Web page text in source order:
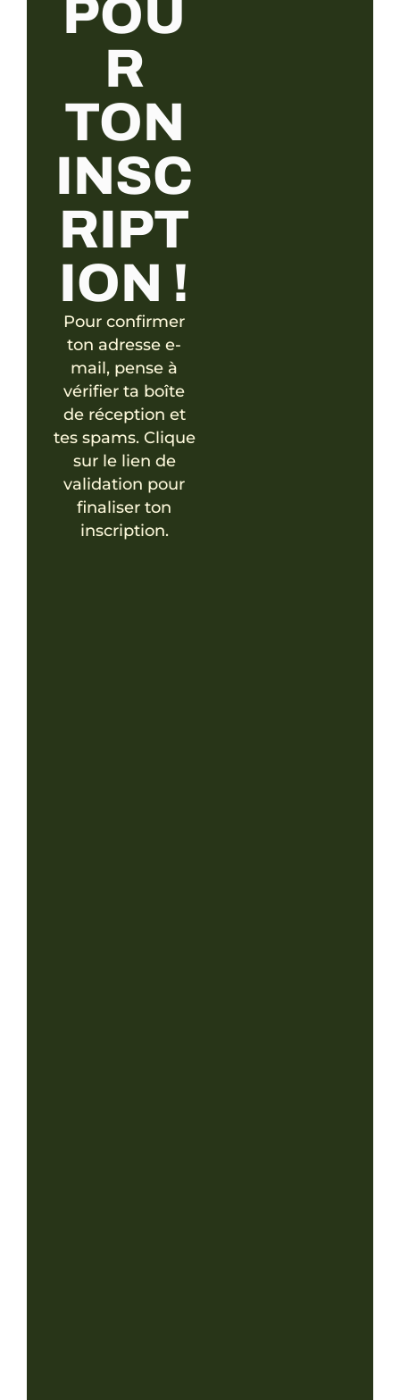
POU
R
TON
INSC
RIPT
ION !
Pour confirmer
ton adresse e-
mail, pense à
vérifier ta boîte
de réception et
tes spams. Clique
sur le lien de
validation pour
finaliser ton
inscription.